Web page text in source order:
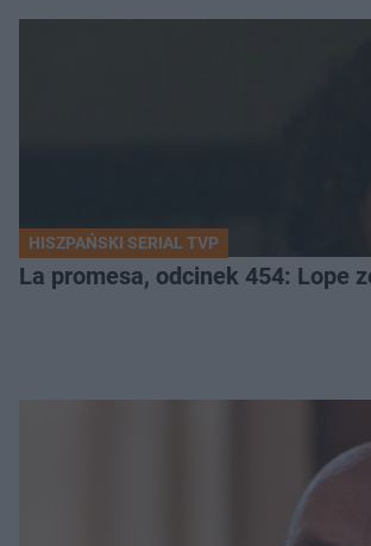
HISZPAŃSKI SERIAL TVP
La promesa, odcinek 454: Lope